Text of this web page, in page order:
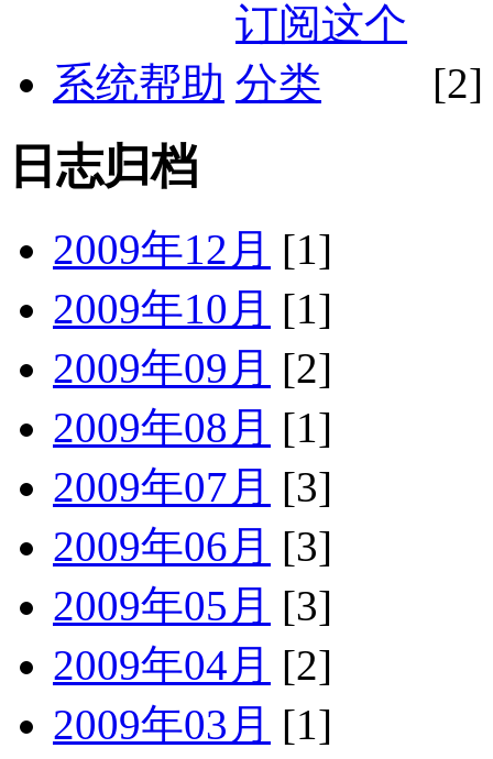
系统帮助 [2]
日志归档
2009年12月 [1]
2009年10月 [1]
2009年09月 [2]
2009年08月 [1]
2009年07月 [3]
2009年06月 [3]
2009年05月 [3]
2009年04月 [2]
2009年03月 [1]